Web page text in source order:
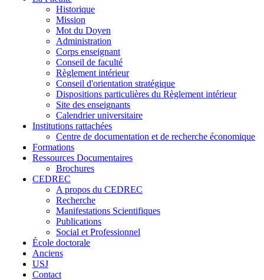
Historique
Mission
Mot du Doyen
Administration
Corps enseignant
Conseil de faculté
Règlement intérieur
Conseil d'orientation stratégique
Dispositions particulières du Règlement intérieur
Site des enseignants
Calendrier universitaire
Institutions rattachées
Centre de documentation et de recherche économique
Formations
Ressources Documentaires
Brochures
CEDREC
A propos du CEDREC
Recherche
Manifestations Scientifiques
Publications
Social et Professionnel
École doctorale
Anciens
USJ
Contact